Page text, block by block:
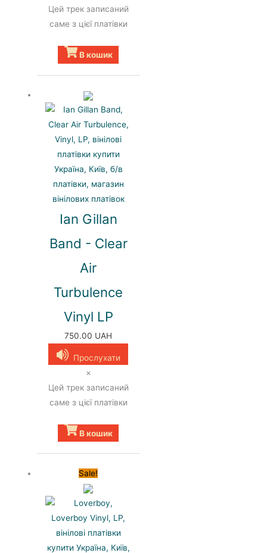
Цей трек записаний
саме з цієї платівки
В кошик
Ian Gillan
Band - Clear
Air
Turbulence
Vinyl LP
750.00 UAH
Прослухати
×
Цей трек записаний
саме з цієї платівки
В кошик
Sale!